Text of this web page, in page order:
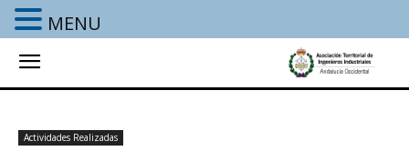
Actividades Realizadas
MENU